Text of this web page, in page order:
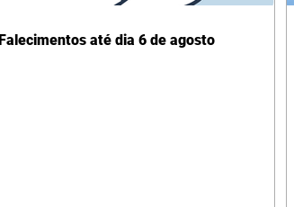
Falecimentos até dia 6 de agosto